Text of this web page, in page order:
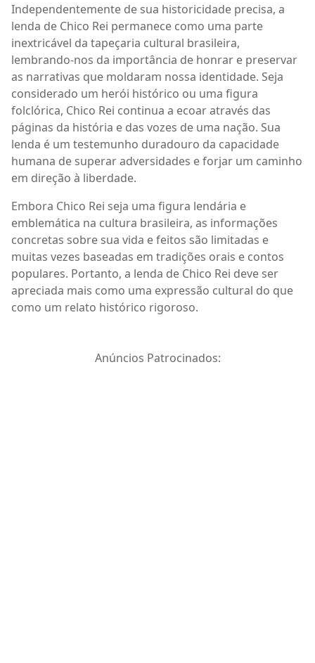
Independentemente de sua historicidade precisa, a
lenda de Chico Rei permanece como uma parte
inextricável da tapeçaria cultural brasileira,
lembrando-nos da importância de honrar e preservar
as narrativas que moldaram nossa identidade. Seja
considerado um herói histórico ou uma figura
folclórica, Chico Rei continua a ecoar através das
páginas da história e das vozes de uma nação. Sua
lenda é um testemunho duradouro da capacidade
humana de superar adversidades e forjar um caminho
em direção à liberdade.
Embora Chico Rei seja uma figura lendária e
emblemática na cultura brasileira, as informações
concretas sobre sua vida e feitos são limitadas e
muitas vezes baseadas em tradições orais e contos
populares. Portanto, a lenda de Chico Rei deve ser
apreciada mais como uma expressão cultural do que
como um relato histórico rigoroso.
Anúncios Patrocinados: